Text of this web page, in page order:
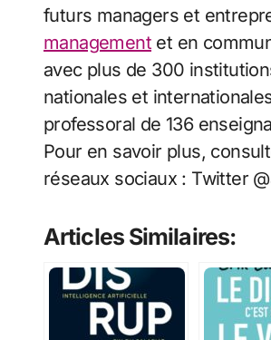
futurs managers et
management et en
avec plus de 300
nationales et
professoral de 136
Pour en savoir plus,
réseaux sociaux : Twitter
Articles Similaires: